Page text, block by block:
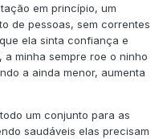
em princípio, um
de pessoas, sem correntes
ela sinta confiança e
a minha sempre roe o ninho
a ainda menor, aumenta
um conjunto para as
saudáveis elas precisam